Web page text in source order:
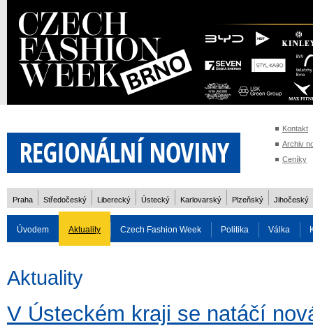
Kontakt
Archiv
Ceníky
Praha Středočeský Liberecký Ústecký Karlovarský Plzeňský Jihočeský
Úvodem Aktuality Czech Fashion Week Politika Válka
Rozhovory
Aktuality
V Ústeckém kraji se natáčí